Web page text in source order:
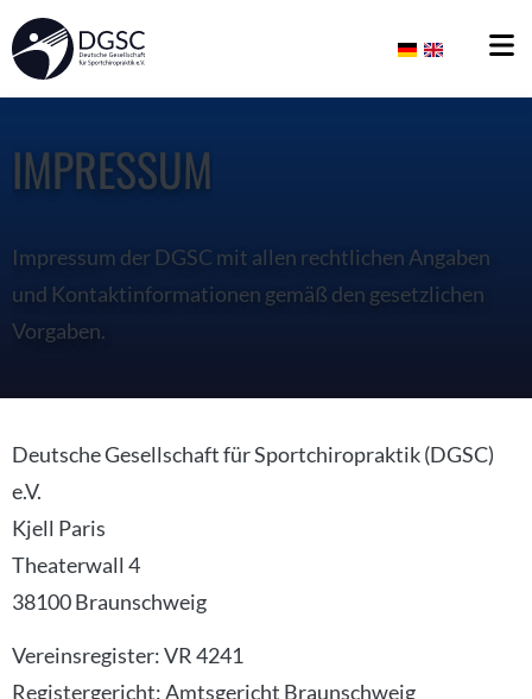
IMPRESSUM
Impressum der DGSC mit allen rechtlichen Angaben
und Kontaktinformationen gemäß den gesetzlichen
Vorgaben.
Deutsche Gesellschaft für Sportchiropraktik (DGSC)
e.V.
Kjell Paris
Theaterwall 4
38100 Braunschweig
Vereinsregister: VR 4241
Registergericht: Amtsgericht Braunschweig